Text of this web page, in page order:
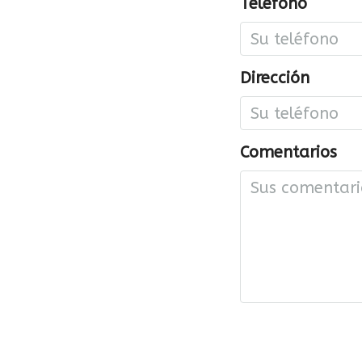
Dirección
Comentarios